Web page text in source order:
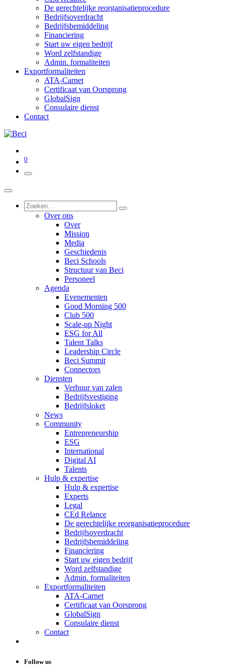
De gerechtelijke reorganisatieprocedure
Bedrijfsoverdracht
Bedrijfsbemiddeling
Financiering
Start uw eigen bedrijf
Word zelfstandige
Admin. formaliteiten
Exportformaliteiten
ATA-Carnet
Certificaat van Oorsprong
GlobalSign
Consulaire dienst
Contact
0
Over ons
Over
Mission
Media
Geschiedenis
Beci Schools
Structuur van Beci
Personeel
Agenda
Evenementen
Good Morning 500
Club 500
Scale-up Night
ESG for All
Talent Talks
Leadership Circle
Beci Summit
Connectors
Diensten
Verhuur van zalen
Bedrijfsvestiging
Bedrijfsloket
News
Community
Entrepreneurship
ESG
International
Digital AI
Talents
Hulp & expertise
Hulp & expertise
Experts
Legal
CEd Relance
De gerechtelijke reorganisatieprocedure
Bedrijfsoverdracht
Bedrijfsbemiddeling
Financiering
Start uw eigen bedrijf
Word zelfstandige
Admin. formaliteiten
Exportformaliteiten
ATA-Carnet
Certificaat van Oorsprong
GlobalSign
Consulaire dienst
Contact
Follow us